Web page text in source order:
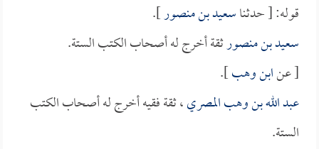
قوله: [ حدثناسعيد بن منصور].
سعيد بن منصورثقة أخرج له أصحاب الكتب الستة.
[ عنابن وهب].
عبد الله بن وهب المصري، ثقة فقيه أخرج له أصحاب الكتب
الستة.